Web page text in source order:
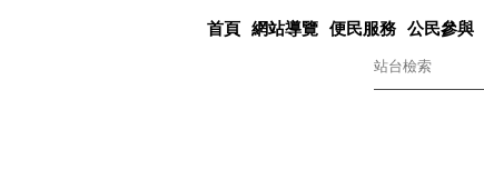
首頁 網站導覽 便民服務 公民參與